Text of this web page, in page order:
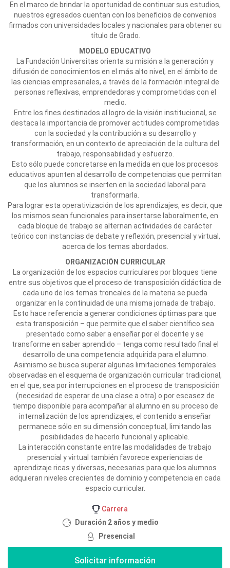
En el marco de brindar la oportunidad de continuar sus estudios,
nuestros egresados cuentan con los beneficios de convenios
firmados con universidades locales y nacionales para obtener su
título de Grado.
MODELO EDUCATIVO
La Fundación Universitas orienta su misión a la generación y
difusión de conocimientos en el más alto nivel, en el ámbito de
las ciencias empresariales, a través de la formación integral de
personas reflexivas, emprendedoras y comprometidas con el
medio.
Entre los fines destinados al logro de la visión institucional, se
destaca la importancia de promover actitudes comprometidas
con la sociedad y la contribución a su desarrollo y
transformación, en un contexto de apreciación de la cultura del
trabajo, responsabilidad y esfuerzo.
Esto sólo puede concretarse en la medida en que los procesos
educativos apunten al desarrollo de competencias que permitan
que los alumnos se inserten en la sociedad laboral para
transformarla.
Para lograr esta operativización de los aprendizajes, es decir, que
los mismos sean funcionales para insertarse laboralmente, en
cada bloque de trabajo se alternan actividades de carácter
teórico con instancias de debate y reflexión, presencial y virtual,
acerca de los temas abordados.
ORGANIZACIÓN CURRICULAR
La organización de los espacios curriculares por bloques tiene
entre sus objetivos que el proceso de transposición didáctica de
cada uno de los temas troncales de la materia se pueda
organizar en la continuidad de una misma jornada de trabajo.
Esto hace referencia a generar condiciones óptimas para que
esta transposición – que permite que el saber científico sea
presentado como saber a enseñar por el docente y se
transforme en saber aprendido – tenga como resultado final el
desarrollo de una competencia adquirida para el alumno.
Asimismo se busca superar algunas limitaciones temporales
observadas en el esquema de organización curricular tradicional,
en el que, sea por interrupciones en el proceso de transposición
(necesidad de esperar de una clase a otra) o por escasez de
tiempo disponible para acompañar al alumno en su proceso de
internalización de los aprendizajes, el contenido a enseñar
permanece sólo en su dimensión conceptual, limitando las
posibilidades de hacerlo funcional y aplicable.
La interacción constante entre las modalidades de trabajo
presencial y virtual también favorece experiencias de
aprendizaje ricas y diversas, necesarias para que los alumnos
adquieran niveles crecientes de dominio y competencia en cada
espacio curricular.
Carrera
Duración 2 años y medio
Presencial